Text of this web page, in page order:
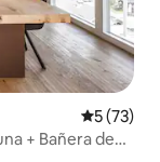
5 (73)
+ Bañera de